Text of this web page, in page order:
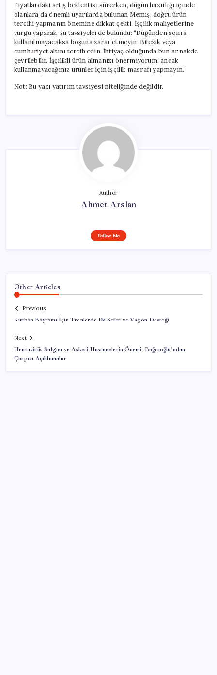
Fiyatlardaki artış beklentisi sürerken, düğün hazırlığı içinde
olanlara da önemli uyarılarda bulunan Memiş, doğru ürün
tercihi yapmanın önemine dikkat çekti. İşçilik maliyetlerine
vurgu yaparak, şu tavsiyelerde bulundu: “Düğünden sonra
kullanılmayacaksa boşuna zarar etmeyin. Bilezik veya
cumhuriyet altını tercih edin. İhtiyaç olduğunda bunlar nakde
çevrilebilir. İşçilikli ürün almanızı önermiyorum; ancak
kullanmayacağınız ürünler için işçilik masrafı yapmayın.”
Not: Bu yazı yatırım tavsiyesi niteliğinde değildir.
Author
Ahmet Arslan
Follow Me
Other Articles
Previous
Kurban Bayramı İçin Trenlerde Ek Sefer ve Vagon Desteği
Next
Hantavirüs Salgını ve Askeri Hastanelerin Önemi: Bağcıoğlu’ndan
Çarpıcı Açıklamalar